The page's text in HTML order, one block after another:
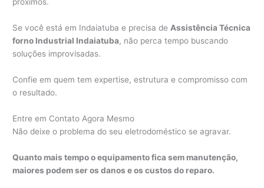
Se você está em Indaiatuba e precisa de Assistência Técnica
forno Industrial Indaiatuba, não perca tempo buscando
soluções improvisadas.
Confie em quem tem expertise, estrutura e compromisso com
o resultado.
Entre em Contato Agora Mesmo
Não deixe o problema do seu eletrodoméstico se agravar.
Quanto mais tempo o equipamento fica sem manutenção,
maiores podem ser os danos e os custos do reparo.